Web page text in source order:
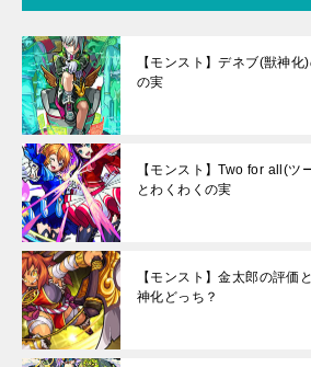
【モンスト】デネブ(獣神化
の実
【モンスト】Two for all(ツ
とわくわくの実
【モンスト】金太郎の評価
神化どっち？